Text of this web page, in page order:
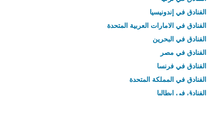
الفنادق في إندونيسيا
الفنادق في الامارات العربية المتحدة
الفنادق في البحرين
الفنادق في مصر
الفنادق في فرنسا
الفنادق في المملكة المتحدة
الفنادق في إيطاليا